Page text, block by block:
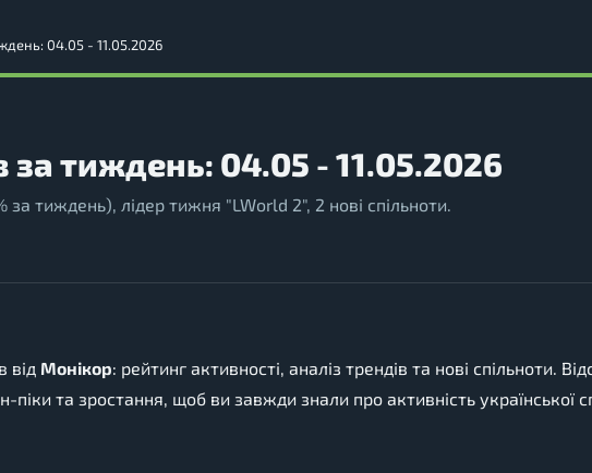
04.05 - 11.05.2026
за тиждень: 04.05 - 11.05.2026
за тиждень), лідер тижня "LWorld 2", 2 нові спільноти.
від Монікор: рейтинг активності, аналіз трендів та нові спільноти.
піки та зростання, щоб ви завжди знали про активність української